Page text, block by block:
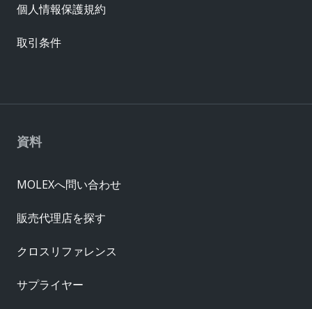
資料
MOLEXへ問い合わせ
販売代理店を探す
クロスリファレンス
サプライヤー
個人情報保護規約
取引条件